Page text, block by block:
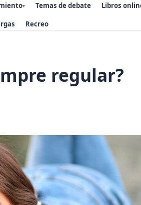
▾ Temas de debate Libros
Recreo
regular?